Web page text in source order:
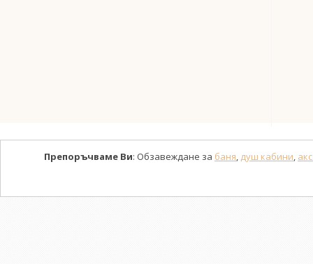
Препоръчваме Ви: Обзавеждане за баня, душ кабини,